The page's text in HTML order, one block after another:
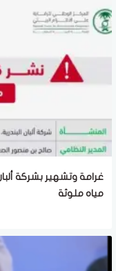
غرامة وتشهير بشركة
مياه ملوثة